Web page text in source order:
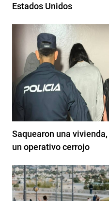
Estados Unidos
Saquearon una
un operativo cerrojo